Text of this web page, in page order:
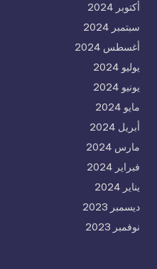
أكتوبر 2024
سبتمبر 2024
أغسطس 2024
يوليو 2024
يونيو 2024
مايو 2024
أبريل 2024
مارس 2024
فبراير 2024
يناير 2024
ديسمبر 2023
نوفمبر 2023